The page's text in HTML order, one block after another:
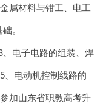
属材料与钳工、电工
。
电子电路的组装、焊
、电动机控制线路的
加山东省职教高考升